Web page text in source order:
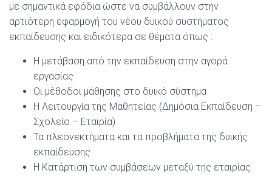
με σημαντικά εφόδια ώστε να συμβάλλουν στην
αρτιότερη εφαρμογή του νέου δυικού συστήματος
εκπαίδευσης και ειδικότερα σε θέματα όπως :
Η μετάβαση από την εκπαίδευση στην αγορά
εργασίας
Οι μέθοδοι μάθησης στο δυικό σύστημα
Η Λειτουργία της Μαθητείας (Δημόσια Εκπαίδευση –
Σχολείο – Εταιρία)
Τα πλεονεκτήματα και τα προβλήματα της δυικής
εκπαίδευσης
Η Κατάρτιση των συμβάσεων μεταξύ της εταιρίας